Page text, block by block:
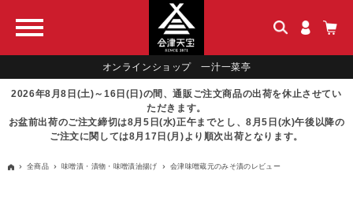
オンラインショップ 一汁一菜亭
2026年8月8日(土)～16日(日)の間、通販ご注文商品の出荷を休止させてい
ただきます。
お盆前出荷のご注文締切は8月5日(水)正午までとし、8月5日(水)午後以降の
ご注文に関しては8月17日(月)より順次出荷となります。
全商品 味噌漬・漬物・味噌漬油揚げ 会津味噌蔵元のみそ漬のレビュー